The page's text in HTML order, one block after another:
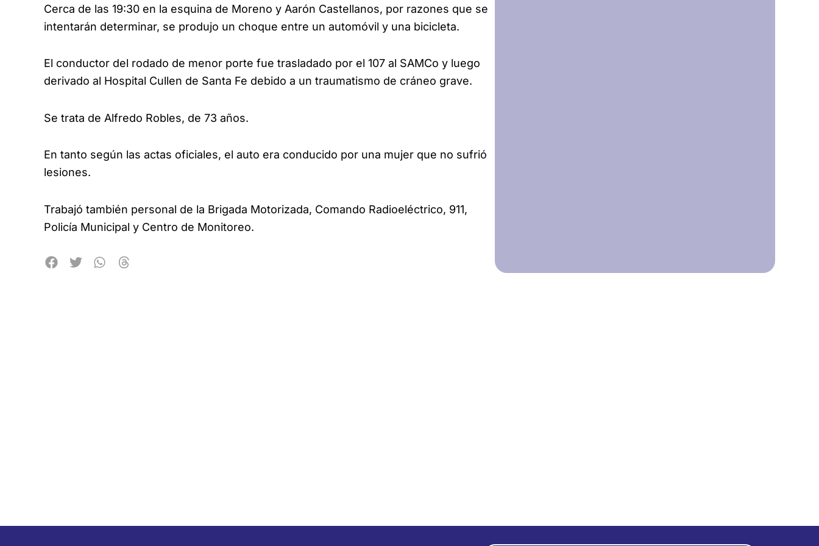
Cerca de las 19:30 en la esquina de Moreno y Aarón Castellanos, por razones que se
intentarán determinar, se produjo un choque entre un automóvil y una bicicleta.
El conductor del rodado de menor porte fue trasladado por el 107 al SAMCo y luego
derivado al Hospital Cullen de Santa Fe debido a un traumatismo de cráneo grave.
Se trata de Alfredo Robles, de 73 años.
En tanto según las actas oficiales, el auto era conducido por una mujer que no sufrió
lesiones.
Trabajó también personal de la Brigada Motorizada, Comando Radioeléctrico, 911,
Policía Municipal y Centro de Monitoreo.